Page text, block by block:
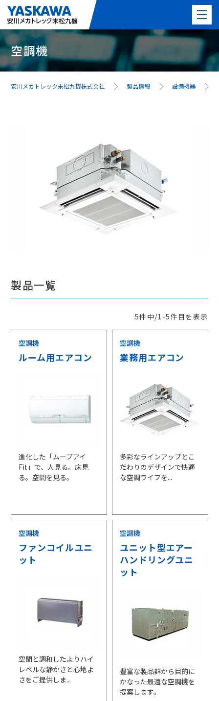
最新情報
会社案内
製品情報
空調機
安川メカトレック末松九機株式会社 製品情報 設備機器
製品一覧
5件中/1-5件目を表示
空調機
ルーム用エアコン
進化した「ムーブアイ
Fit」で、人見る。床見
る。空間を見る。
空調機
業務用エアコン
多彩なラインアップとこ
だわりのデザインで快適
な空調ライフを...
空調機
ファンコイルユニ
ット
空間と調和したよりハイ
レベルな静かさと心地よ
さをご提供しま...
空調機
ユニット型エアー
ハンドリングユニ
ット
豊富な製品群から目的に
かなった最適な空調機を
提案します。